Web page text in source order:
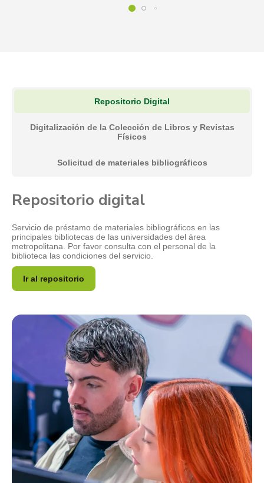
Repositorio Digital
Digitalización de la Colección de Libros y Revistas
Físicos
Solicitud de materiales bibliográficos
Repositorio digital
Servicio de préstamo de materiales bibliográficos en las
principales bibliotecas de las universidades del área
metropolitana. Por favor consulta con el personal de la
biblioteca las condiciones del servicio.
Ir al repositorio